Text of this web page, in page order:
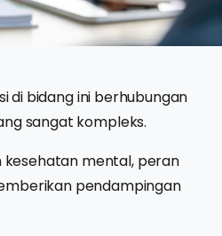
di bidang ini berhubungan
sangat kompleks.
kesehatan mental, peran
pendampingan